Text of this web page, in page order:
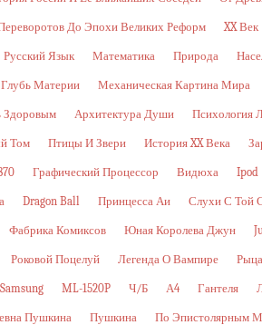
До Эпохи Великих Реформ XX Век
Русский Язык Математика Природа
Материи Механическая Картина Мира
Здоровым Архитектура Души Психология
Том Птицы И Звери История XX Века
Графический Процессор Видюха Ipod
Dragon Ball Принцесса Аи Слухи С Той
Фабрика Комиксов Юная Королева Джун
Роковой Поцелуй Легенда О Вампире
Samsung ML-1520P Ч/б А4 Гантеля
Пушкина Пушкина По Эпистолярным